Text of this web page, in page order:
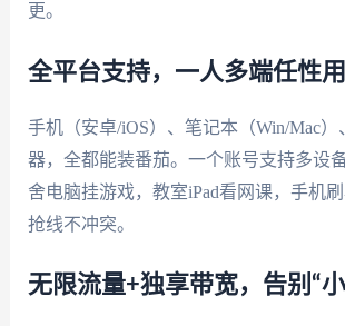
更。
全平台支持，一人多端任性用
手机（安卓/iOS）、笔记本（Win/Mac
器，全都能装番茄。一个账号支持多设
舍电脑挂游戏，教室iPad看网课，手机
抢线不冲突。
无限流量+独享带宽，告别“